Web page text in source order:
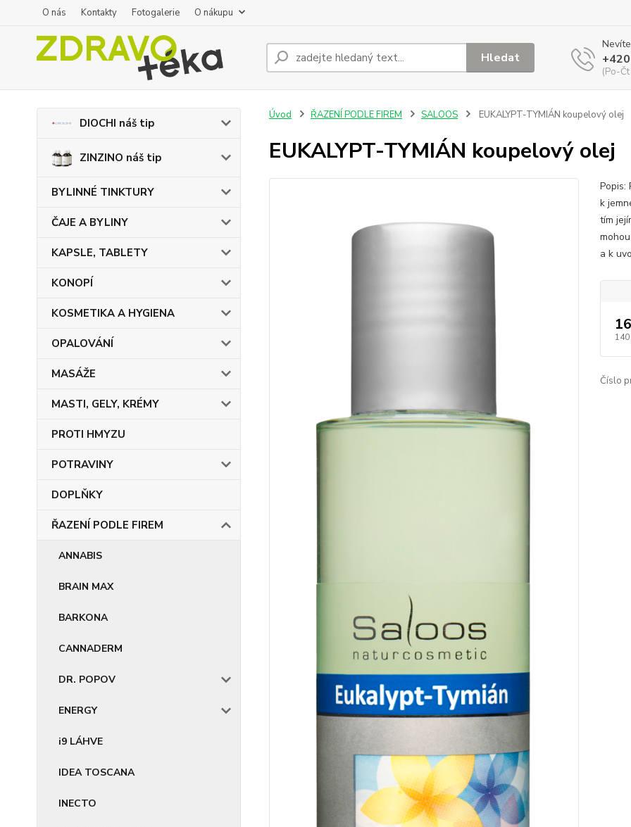
O nás Kontakty Fotogalerie O nákupu
Hledat
(Po-
DIOCHI náš tip
ZINZINO náš tip
BYLINNÉ TINKTURY
ČAJE A BYLINY
KAPSLE, TABLETY
KONOPÍ
KOSMETIKA A HYGIENA
OPALOVÁNÍ
MASÁŽE
MASTI, GELY, KRÉMY
PROTI HMYZU
POTRAVINY
DOPLŇKY
ŘAZENÍ PODLE FIREM
ANNABIS
BRAIN MAX
BARKONA
CANNADERM
DR. POPOV
ENERGY
i9 LÁHVE
IDEA TOSCANA
INECTO
Úvod ŘAZENÍ PODLE FIREM SALOOS EUKALYPT-TYMIÁN koupelový olej
EUKALYPT-TYMIÁN koupelový olej
Popis:
k
tím
a k
140
Číslo